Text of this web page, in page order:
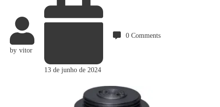
by vitor
13 de junho de 2024
0 Comments